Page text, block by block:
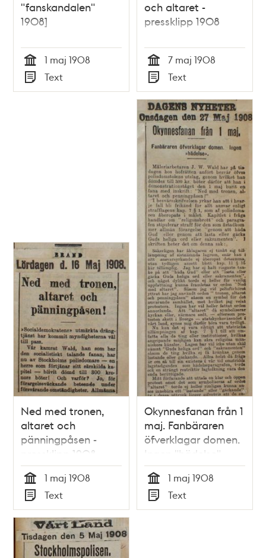
"fanskandalen"
1908]
Tid
1 maj 1908
Typ
Text
och altaret -
pressklipp 1908
Tid
7 maj 1908
Typ
Text
Ned med tronen,
altaret och
pänningpåsen -
pressklipp 1908
Tid
1 maj 1908
Typ
Text
Okynnesfanan från 1
maj. Fanbäraren
öfverklagar domen.
Ingen "hädelse" -
pressklipp 1908
Tid
1 maj 1908
Typ
Text